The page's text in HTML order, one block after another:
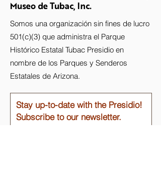
Museo de Tubac, Inc.
Somos una organización sin fines de lucro
501(c)(3) que administra el Parque
Histórico Estatal Tubac Presidio en
nombre de los Parques y Senderos
Estatales de Arizona.
Stay up-to-date with the Presidio!
Subscribe to our newsletter.